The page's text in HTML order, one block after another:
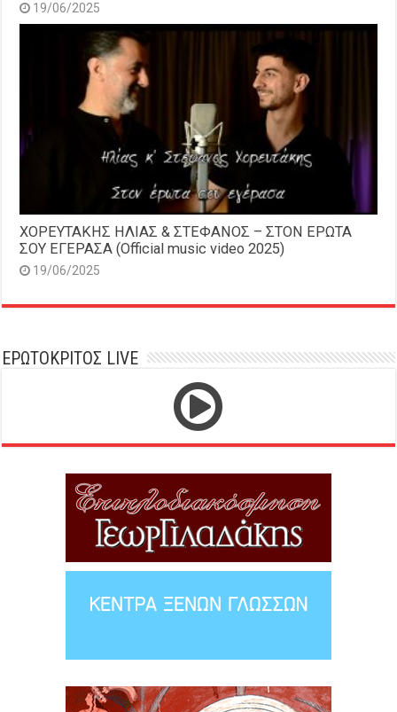
19/06/2025
ΧΟΡΕΥΤΑΚΗΣ ΗΛΙΑΣ & ΣΤΕΦΑΝΟΣ – ΣΤΟΝ ΕΡΩΤΑ
ΣΟΥ ΕΓΕΡΑΣΑ (Official music video 2025)
19/06/2025
ΕΡΩΤΟΚΡΙΤΟΣ LIVE